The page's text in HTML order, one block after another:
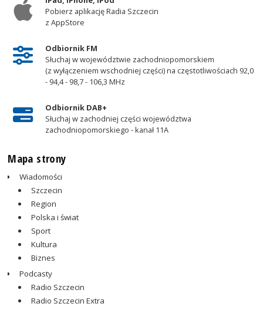
Pobierz aplikację Radia Szczecin
z AppStore
Odbiornik FM
Słuchaj w województwie zachodniopomorskiem
(z wyłączeniem wschodniej części) na częstotliwościach 92,0
- 94,4 - 98,7 - 106,3 MHz
Odbiornik DAB+
Słuchaj w zachodniej części województwa
zachodniopomorskiego - kanał 11A
Mapa strony
Wiadomości
Szczecin
Region
Polska i świat
Sport
Kultura
Biznes
Podcasty
Radio Szczecin
Radio Szczecin Extra